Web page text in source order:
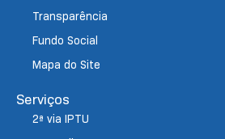
Transparência
Fundo Social
Mapa do Site
Serviços
2ª via IPTU